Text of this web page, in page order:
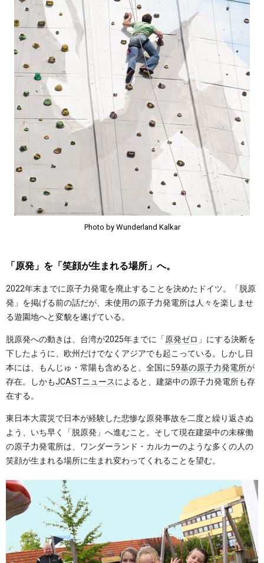
Photo by Wunderland Kalkar
「原発」を「笑顔が生まれる場所」へ。
2022年末までに原子力発電を廃止することを決めたドイツ。「脱原
発」を掲げる前の話だが、未使用の原子力発電所は人々を楽しませ
る遊園地へと変貌を遂げている。
脱原発への動きは、台湾が2025年までに「原発ゼロ 」にする決断を
下したように、欧州だけでなくアジアでも起こっている。しかし日
本には、もんじゅ・常陽も含めると、全国に59基の原子力発電所が
存在。しかもJCASTニュースによると、建築中の原子力発電所も存
在する。
東日本大震災で日本が経験した悲惨な原発事故を二度と繰り返さぬ
よう、いち早く「脱原発」へ進むこと。そして現在建築中の未稼働
の原子力発電所は、ワンダーランド・カルカーのような多くの人の
笑顔が生まれる場所に生まれ変わってくれることを望む。